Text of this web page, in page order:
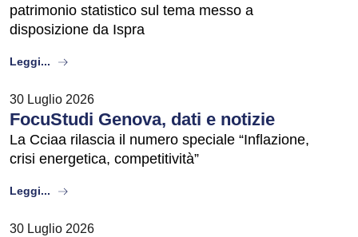
patrimonio statistico sul tema messo a
disposizione da Ispra
Leggi... about
30 Luglio 2026
FocuStudi Genova, dati e notizie
La Cciaa rilascia il numero speciale “Inflazione,
crisi energetica, competitività”
Leggi... about
30 Luglio 2026